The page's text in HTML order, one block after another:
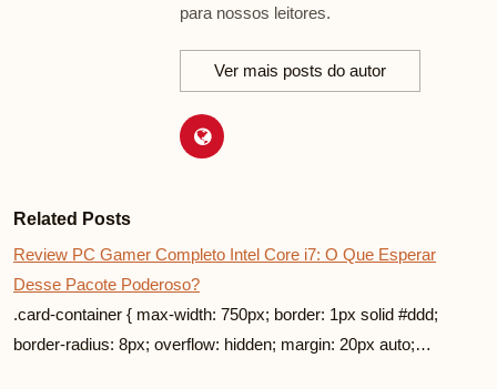
para nossos leitores.
Ver mais posts do autor
Related Posts
Review PC Gamer Completo Intel Core i7: O Que Esperar
Desse Pacote Poderoso?
.card-container { max-width: 750px; border: 1px solid #ddd;
border-radius: 8px; overflow: hidden; margin: 20px auto;…